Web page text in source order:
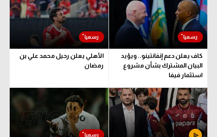
كاف يعلن دعم إنفانتينو.. ويؤيد
البيان المشترك بشأن مشروع
استثمار فيفا
الأهلي يعلن رحيل محمد علي بن
رمضان